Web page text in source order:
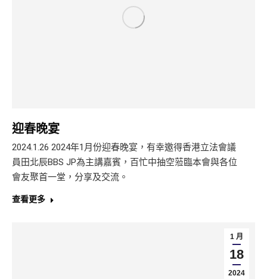
迎春晚宴
2024.1.26 2024年1月份迎春晚宴，有幸邀得香港立法會議
員田北辰BBS JP為主講嘉賓，百忙中抽空蒞臨本會與各位
會友聚首一堂，分享及交流。
查看更多
1 月
18
2024